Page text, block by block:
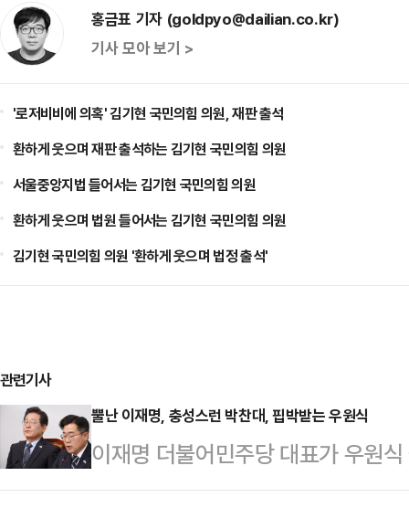
홍금표 기자 (goldpyo@dailian.co.kr)
기사 모아 보기 >
'로저비비에 의혹' 김기현 국민의힘 의원, 재판 출석
환하게 웃으며 재판 출석하는 김기현 국민의힘 의원
서울중앙지법 들어서는 김기현 국민의힘 의원
환하게 웃으며 법원 들어서는 김기현 국민의힘 의원
김기현 국민의힘 의원 '환하게 웃으며 법정 출석'
관련기사
뿔난 이재명, 충성스런 박찬대, 핍박받는 우원식
이재명 더불어민주당 대표가 우원
에 제동을 걸었다. 그러자 우 의장